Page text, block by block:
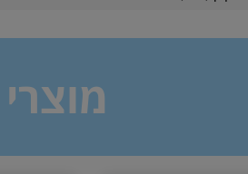
מוצרי